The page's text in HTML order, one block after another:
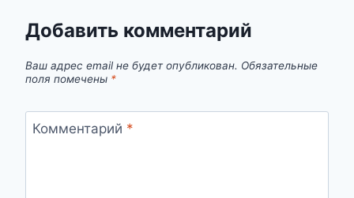
Добавить комментарий
Ваш адрес email не будет опубликован. Обязательные
поля помечены *
Комментарий *